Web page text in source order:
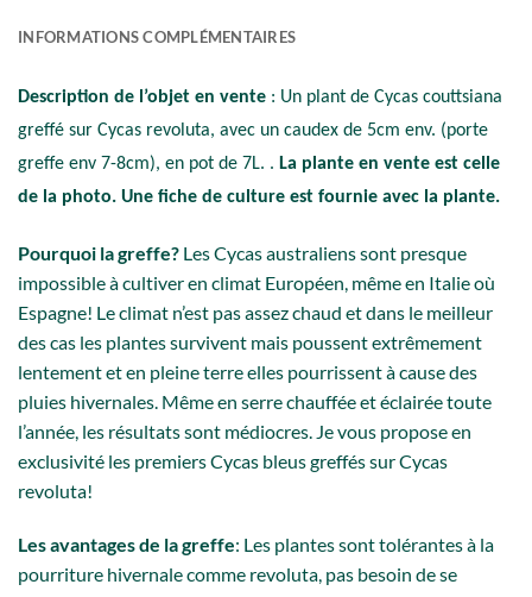
INFORMATIONS COMPLÉMENTAIRES
Description de l’objet en vente : Un plant de Cycas couttsiana
greffé sur Cycas revoluta, avec un caudex de 5cm env. (porte
greffe env 7-8cm), en pot de 7L. . La plante en vente est celle
de la photo. Une fiche de culture est fournie avec la plante.
Pourquoi la greffe? Les Cycas australiens sont presque
impossible à cultiver en climat Européen, même en Italie où
Espagne! Le climat n’est pas assez chaud et dans le meilleur
des cas les plantes survivent mais poussent extrêmement
lentement et en pleine terre elles pourrissent à cause des
pluies hivernales. Même en serre chauffée et éclairée toute
l’année, les résultats sont médiocres. Je vous propose en
exclusivité les premiers Cycas bleus greffés sur Cycas
revoluta!
Les avantages de la greffe: Les plantes sont tolérantes à la
pourriture hivernale comme revoluta, pas besoin de se